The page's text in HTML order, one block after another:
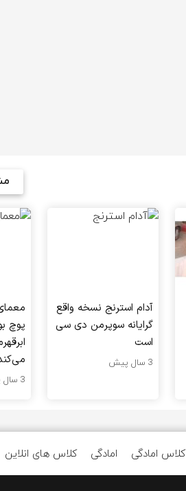
آدام استرنج نسخه واقع
گرایانه سوپرمن دی سی
است
3 سال پیش
پوچ
3 سال پیش
کلاس های انلاین امادگی کلاس امادگی